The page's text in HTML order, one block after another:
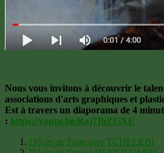
Nous vous invitons à découvrir le
associations d'arts graphiques et
Est à travers un diaporama de 4
: https://youtu.be/Raj7IhZf5XE
Décès de Françoise TCHELEBI